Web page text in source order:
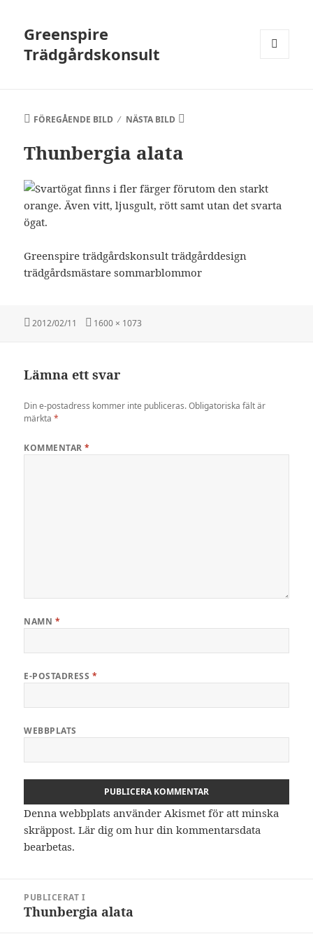
Greenspire
Trädgårdskonsult
FÖREGÅENDE BILD NÄSTA BILD
Thunbergia alata
Greenspire trädgårdskonsult trädgårddesign
trädgårdsmästare sommarblommor
Postat
2012/02/11
Full
1600 × 1073
Lämna ett svar
Din e-postadress kommer inte publiceras. Obligatoriska fält är
märkta*
KOMMENTAR*
NAMN *
E-POSTADRESS *
WEBBPLATS
Denna webbplats använder Akismet för att minska
skräppost.Lär dig om hur din kommentarsdata
bearbetas.
PUBLICERAT I
Thunbergia alata